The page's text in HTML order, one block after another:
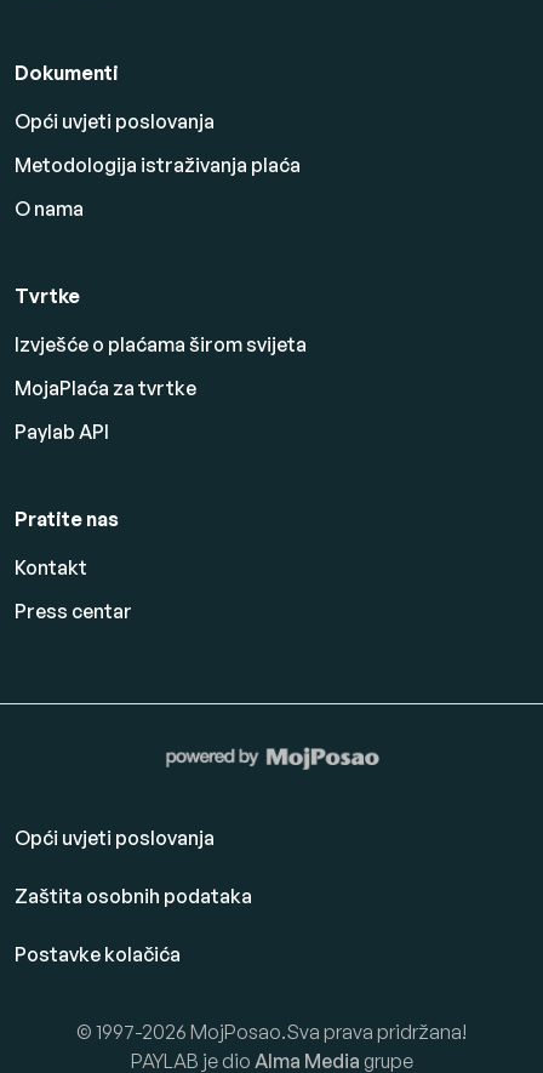
Dokumenti
Opći uvjeti poslovanja
Metodologija istraživanja plaća
O nama
Tvrtke
Izvješće o plaćama širom svijeta
MojaPlaća za tvrtke
Paylab API
Pratite nas
Kontakt
Press centar
Opći uvjeti poslovanja
Zaštita osobnih podataka
Postavke kolačića
© 1997-2026 MojPosao.Sva prava pridržana!
PAYLAB je dio Alma Media grupe